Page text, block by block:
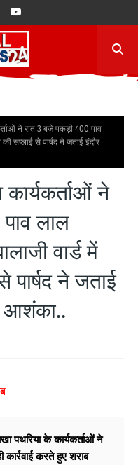
ने रात 3 बजे पकड़ी 400 पाव
सप्लाई से पार्षद ने जताई इंदौर
ने
लाल
वार्ड में
पार्षद ने जताई
आशंका..
पथरिया के कार्यकर्ताओं ने
करते हुए शराब